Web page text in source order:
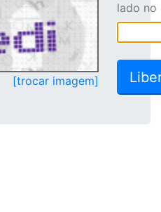
[trocar imagem]
lado no